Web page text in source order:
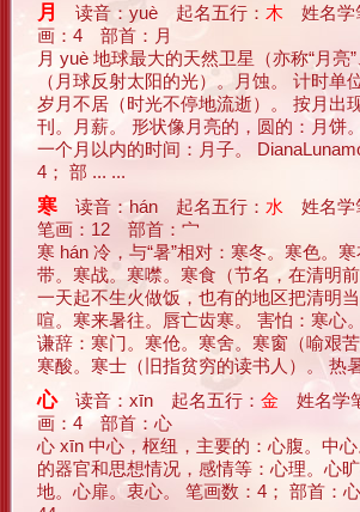
月 读音：yuè 起名五行： 木 姓名学
画：4 部首：月
月 yuè 地球最大的天然卫星（亦称“月亮
（月球反射太阳的光）。月蚀。 计时单
岁月不居（时光不停地流逝）。 按月出
刊。月薪。 形状像月亮的，圆的：月饼
一个月以内的时间：月子。
4； 部 ... ...
寒 读音：hán 起名五行： 水 姓名学
笔画：12 部首：宀
寒 hán 冷，与“暑”相对：寒冬。寒色。
带。寒战。寒噤。寒食（节名，在清明
一天起不生火做饭，也有的地区把清明当
喧。寒来暑往。唇亡齿寒。 害怕：寒心
谦辞：寒门。寒伧。寒舍。寒窗（喻艰苦
寒酸。寒士（旧指贫穷的读书人）。 热
心读音：xīn 起名五行： 金 姓名学
画：4 部首：心
心 xīn 中心，枢纽，主要的：心腹。中
的器官和思想情况，感情等：心理。心
地。心扉。衷心。 笔画数：4； 部首：